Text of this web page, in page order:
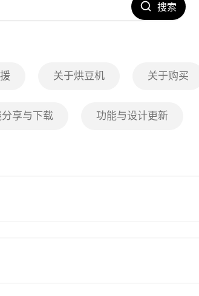
搜索
关于烘豆机 关于购买
享与下载 功能与设计更新